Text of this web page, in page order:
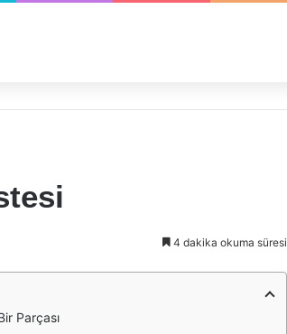
4 dakika okuma süresi
Parçası